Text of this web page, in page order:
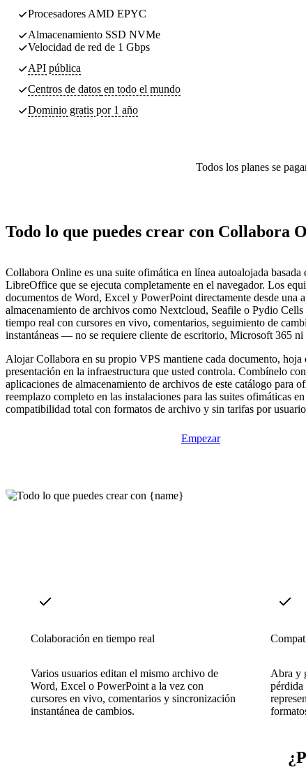
Procesadores AMD EPYC
Almacenamiento SSD NVMe
Velocidad de red de 1 Gbps
API pública
Centros de datos en todo el mundo
Dominio gratis por 1 año
Todos los planes se
Todo lo que puedes crear con Collabora
Collabora Online es una suite ofimática en línea autoalojada basada
LibreOffice que se ejecuta completamente en el navegador. Los
documentos de Word, Excel y PowerPoint directamente desde una
almacenamiento de archivos como Nextcloud, Seafile o Pydio Cells
tiempo real con cursores en vivo, comentarios, seguimiento de
instantáneas — no se requiere cliente de escritorio, Microsoft 365 ni
Alojar Collabora en su propio VPS mantiene cada documento, hoja
presentación en la infraestructura que usted controla. Combínelo
aplicaciones de almacenamiento de archivos de este catálogo para
reemplazo completo en las instalaciones para las suites ofimáticas
compatibilidad total con formatos de archivo y sin tarifas por
Empezar
Colaboración en tiempo real
Varios usuarios editan el mismo archivo de
Word, Excel o PowerPoint a la vez con
cursores en vivo, comentarios y sincronización
instantánea de cambios.
Abra y
pérdida